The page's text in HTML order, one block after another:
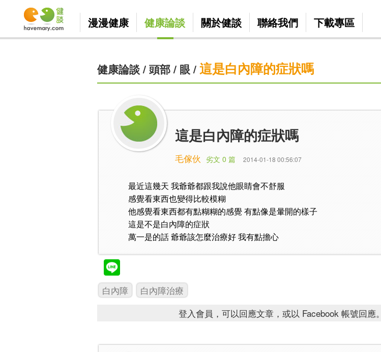
漫漫健康 健康論談 關於健談 聯絡我們 下載專區
健康論談/ 頭部/ 眼 / 這是白內障的症狀嗎
這是白內障的症狀嗎
毛傢伙 劣文 0 篇 2014-01-18 00:56:07
最近這幾天 我爺爺都跟我說他眼睛會不舒服
感覺看東西也變得比較模糊
他感覺看東西都有點糊糊的感覺 有點像是暈開的樣子
這是不是白內障的症狀
萬一是的話 爺爺該怎麼治療好 我有點擔心
白內障
白內障治療
登入會員，可以回應文章，或以 Facebook 帳號回應。